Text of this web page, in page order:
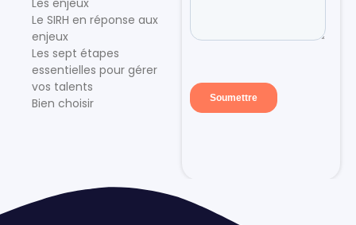
Les enjeux
Le SIRH en réponse aux
enjeux
Les sept étapes
essentielles pour gérer
vos talents
Bien choisir